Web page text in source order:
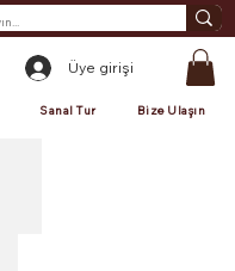
Üye girişi
Sanal Tur Bize Ulaşın